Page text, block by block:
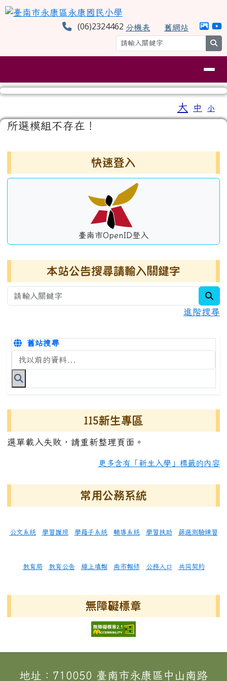
跳至主內容區
臺南市永康區永康國民小學
(06)2324462 分機表 舊網站
⏸
大 中 小
主內容區域
所選模組不存在！
快速登入
臺南市OpenID登入
本站公告搜尋請輸入關鍵字
進階搜尋
舊站搜尋
搜尋台南市永康國小全球資訊網關鍵字
115新生專區
選單載入失敗，請重新整理頁面。
更多含有「新生入學」標籤的內容
常用公務系統
公文系統 學習護照 學籍子系統 輔導系統 學習扶助 篩選測驗練習
教育局 教育公告 線上填報 南市報修 公務入口 共同契約
無障礙標章
頁尾區域
頁尾區域內容
地址：710050 臺南市永康區中山南路